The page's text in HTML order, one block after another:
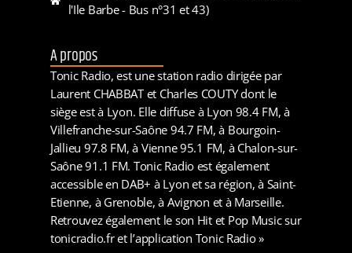
l'Ile Barbe - Bus n°31 et 43)
A propos
Tonic Radio, est une station radio dirigée par
Laurent CHABBAT et Charles COUTY dont le
siège est à Lyon. Elle diffuse à Lyon 98.4 FM, à
Villefranche-sur-Saône 94.7 FM, à Bourgoin-
Jallieu 97.8 FM, à Vienne 95.1 FM, à Chalon-sur-
Saône 91.1 FM. Tonic Radio est également
accessible en DAB+ à Lyon et sa région, à Saint-
Etienne, à Grenoble, à Avignon et à Marseille.
Retrouvez également le son Hit et Pop Music sur
tonicradio.fr et l’application Tonic Radio »